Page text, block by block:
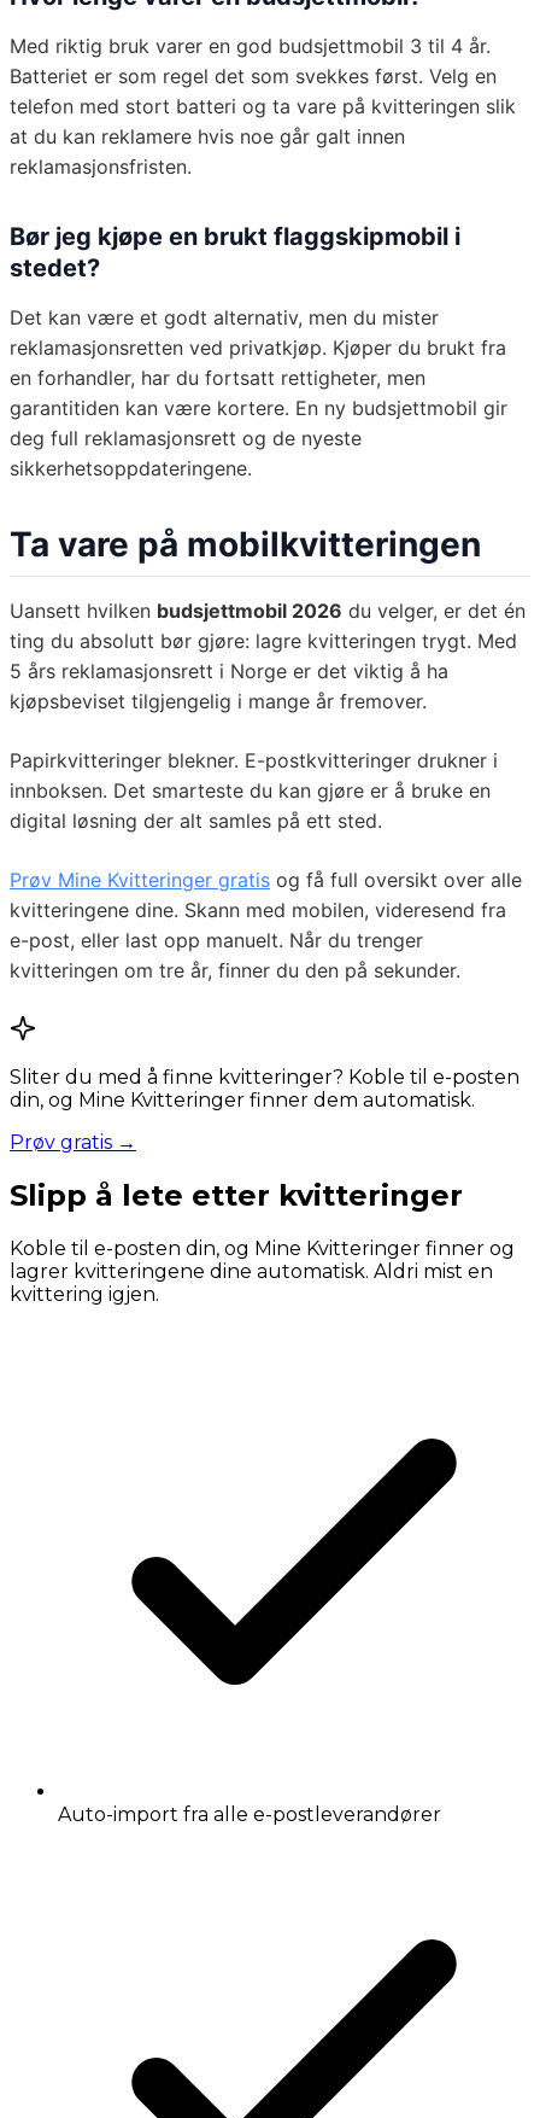
Med riktig bruk varer en god budsjettmobil 3 til 4 år.
Batteriet er som regel det som svekkes først. Velg en
telefon med stort batteri og ta vare på kvitteringen slik
at du kan reklamere hvis noe går galt innen
reklamasjonsfristen.
Bør jeg kjøpe en brukt flaggskipmobil i
stedet?
Det kan være et godt alternativ, men du mister
reklamasjonsretten ved privatkjøp. Kjøper du brukt fra
en forhandler, har du fortsatt rettigheter, men
garantitiden kan være kortere. En ny budsjettmobil gir
deg full reklamasjonsrett og de nyeste
sikkerhetsoppdateringene.
Ta vare på mobilkvitteringen
Uansett hvilken budsjettmobil 2026 du velger, er det én
ting du absolutt bør gjøre: lagre kvitteringen trygt. Med
5 års reklamasjonsrett i Norge er det viktig å ha
kjøpsbeviset tilgjengelig i mange år fremover.
Papirkvitteringer blekner. E-postkvitteringer drukner i
innboksen. Det smarteste du kan gjøre er å bruke en
digital løsning der alt samles på ett sted.
Prøv Mine Kvitteringer gratis og få full oversikt over alle
kvitteringene dine. Skann med mobilen, videresend fra
e-post, eller last opp manuelt. Når du trenger
kvitteringen om tre år, finner du den på sekunder.
Sliter du med å finne kvitteringer? Koble til e-posten
din, og Mine Kvitteringer finner dem automatisk.
Prøv gratis →
Slipp å lete etter kvitteringer
Koble til e-posten din, og Mine Kvitteringer finner og
lagrer kvitteringene dine automatisk. Aldri mist en
kvittering igjen.
Auto-import fra alle e-postleverandører